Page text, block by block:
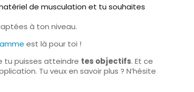
de musculation et tu souhaites
à ton niveau.
est là pour toi !
tu puisses atteindre tes objectifs. Et ce
Tu veux en savoir plus ? N’hésite